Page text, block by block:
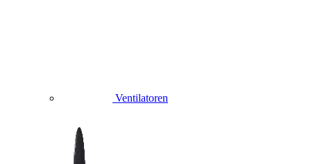
Ventilatoren